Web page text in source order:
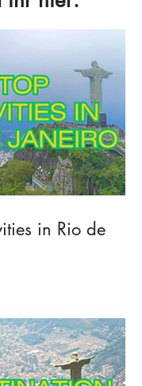
in Rio de